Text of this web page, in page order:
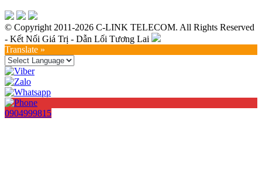
© Copyright 2011-2026 C-LINK TELECOM. All Rights Reserved
- Kết Nối Giá Trị - Dẫn Lối Tương Lai
Translate »
0904999815